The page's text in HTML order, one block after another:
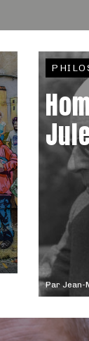
Par Jean-